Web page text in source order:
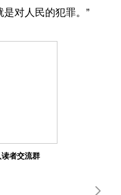
对人民的犯罪。”
者交流群